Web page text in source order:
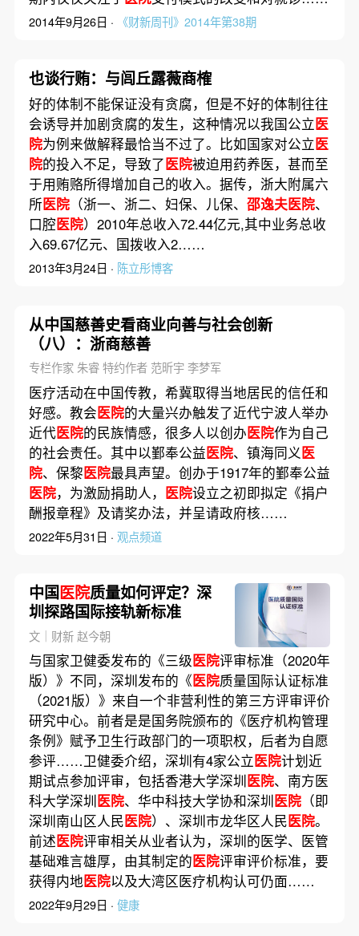
2014年9月26日 · 《财新周刊》2014年第38期
也谈行贿：与闾丘露薇商榷
好的体制不能保证没有贪腐，但是不好的体制往往
会诱导并加剧贪腐的发生，这种情况以我国公立医
院为例来做解释最恰当不过了。比如国家对公立医
院的投入不足，导致了医院被迫用药养医，甚而至
于用贿赂所得增加自己的收入。据传，浙大附属六
所医院（浙一、浙二、妇保、儿保、 邵逸夫医院、
口腔医院）2010年总收入72.44亿元,其中业务总收
入69.67亿元、国拨收入2……
2013年3月24日 · 陈立彤博客
从中国慈善史看商业向善与社会创新
（八）：浙商慈善
专栏作家 朱睿 特约作者 范昕宇 李梦军
医疗活动在中国传教，希冀取得当地居民的信任和
好感。教会医院的大量兴办触发了近代宁波人举办
近代医院的民族情感，很多人以创办医院作为自己
的社会责任。其中以鄞奉公益医院、镇海同义医
院、保黎医院最具声望。创办于1917年的鄞奉公益
医院，为激励捐助人， 医院设立之初即拟定《捐户
酬报章程》及请奖办法，并呈请政府核……
2022年5月31日 · 观点频道
中国医院质量如何评定？深
圳探路国际接轨新标准
文｜财新 赵今朝
与国家卫健委发布的《三级医院评审标准（2020年
版）》不同，深圳发布的《医院质量国际认证标准
（2021版）》来自一个非营利性的第三方评审评价
研究中心。前者是是国务院颁布的《医疗机构管理
条例》赋予卫生行政部门的一项职权，后者为自愿
参评……卫健委介绍，深圳有4家公立医院计划近
期试点参加评审，包括香港大学深圳医院、南方医
科大学深圳医院、华中科技大学协和深圳医院（即
深圳南山区人民医院）、深圳市龙华区人民医院。
前述医院评审相关从业者认为，深圳的医学、医管
基础难言雄厚，由其制定的医院评审评价标准，要
获得内地医院以及大湾区医疗机构认可仍面……
2022年9月29日 · 健康